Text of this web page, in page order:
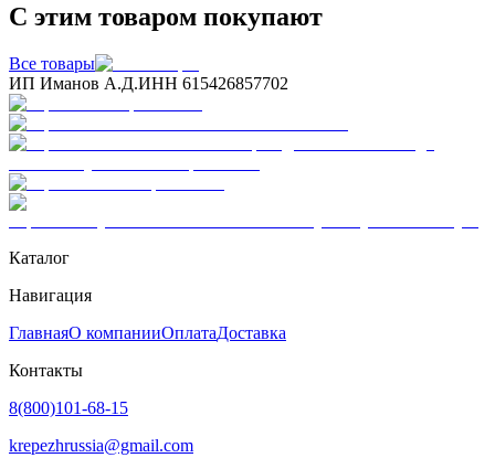
С этим товаром покупают
Все товары
ИП Иманов А.Д.ИНН 615426857702
Каталог
Навигация
ГлавнаяО компанииОплатаДоставка
Контакты
8(800)101-68-15
krepezhrussia@gmail.com